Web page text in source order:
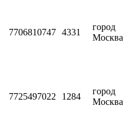
7706810747 4331
город
Москва
7725497022 1284
город
Москва